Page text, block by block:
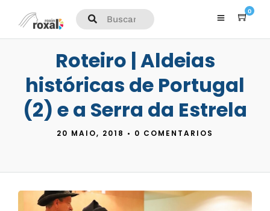
0
Roteiro | Aldeias
históricas de Portugal
(2) e a Serra da Estrela
20 MAIO, 2018 • 0 COMENTARIOS